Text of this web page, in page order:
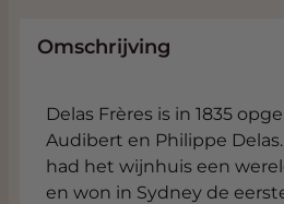
Omschrijving
Delas Frères is in 1835
Audibert en Philippe Delas.
had het wijnhuis een
en won in Sydney de